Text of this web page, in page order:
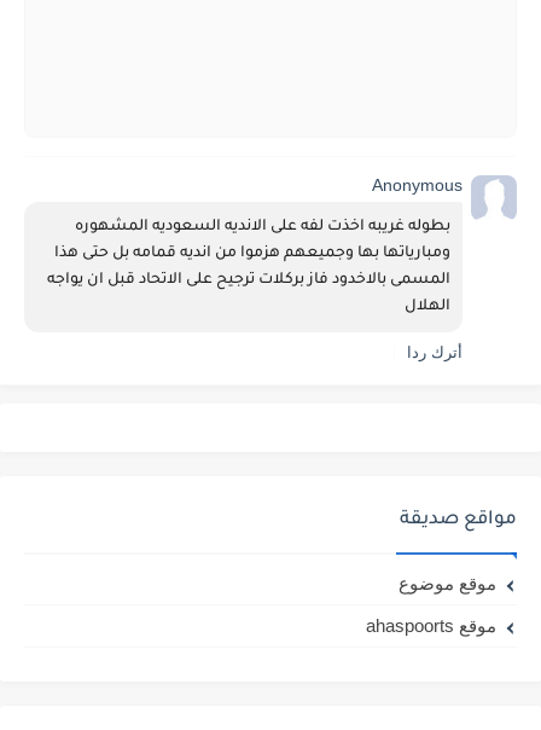
Anonymous
الهلال
أترك ردا
مواقع صديقة
موقع موضوع
موقع ahaspoorts